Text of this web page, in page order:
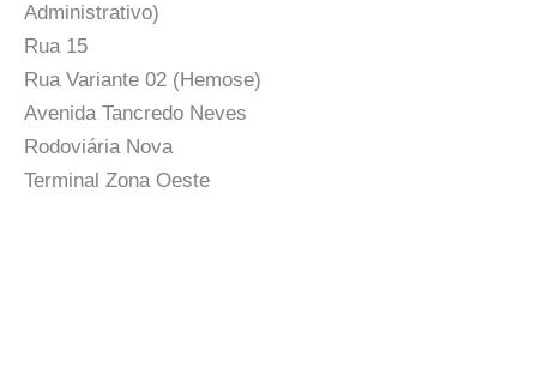
Administrativo)
Rua 15
Rua Variante 02 (Hemose)
Avenida Tancredo Neves
Rodoviária Nova
Terminal Zona Oeste